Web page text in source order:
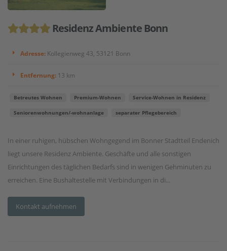
Residenz Ambiente Bonn
Adresse: Kollegienweg 43, 53121 Bonn
Entfernung: 13 km
Betreutes Wohnen Premium-Wohnen Service-Wohnen in Residenz
Seniorenwohnungen/-wohnanlage separater Pflegebereich
In einer ruhigen, hübschen Wohngegend im Bonner Stadtteil Endenich
liegt unsere Residenz Ambiente. Geschäfte und alle sonstigen
Einrichtungen des täglichen Bedarfs sind in wenigen Gehminuten zu
erreichen. Eine Bushaltestelle mit Verbindungen in di...
Kontakt aufnehmen